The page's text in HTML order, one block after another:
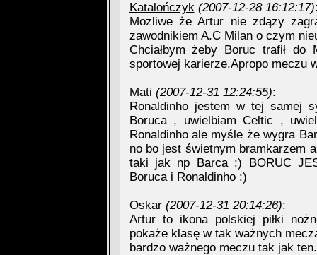
Katalończyk (2007-12-28 16:12:17)
Mozliwe że Artur nie zdązy
zawodnikiem A.C Milan o czym
Chciałbym żeby Boruc trafił
sportowej karierze.Apropo meczu
Mati (2007-12-31 12:24:55):
Ronaldinho jestem w tej samej
Boruca , uwielbiam Celtic ,
Ronaldinho ale myśle że wygra
no bo jest świetnym bramkarzem
taki jak np Barca :) BORUC
Boruca i Ronaldinho :)
Oskar (2007-12-31 20:14:26):
Artur to ikona polskiej piłki
pokaże klasę w tak ważnych
bardzo ważnego meczu tak jak ten.